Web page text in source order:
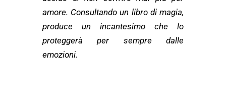
amore. Consultando un libro di magia,
produce un incantesimo che lo
proteggerà per sempre dalle
emozioni.